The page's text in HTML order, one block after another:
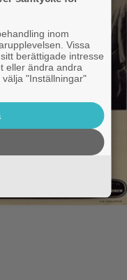
inom
Vissa
berättigade intresse
eller ändra andra
"Inställningar"